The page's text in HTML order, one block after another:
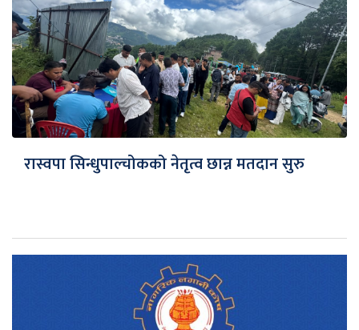
रास्वपा सिन्धुपाल्चोकको नेतृत्व छान्न मतदान सुरु